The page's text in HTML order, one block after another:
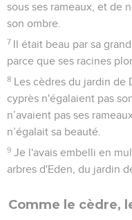
sous ses rameaux, et de
son ombre.
7 Il était beau par sa
parce que ses racines
8 Les cèdres du jardin de
cyprès n'égalaient pas
n’avaient pas ses
n’égalait sa beauté.
9 Je l'avais embelli en
arbres d'Eden, du jardin
Comme le cèdre,